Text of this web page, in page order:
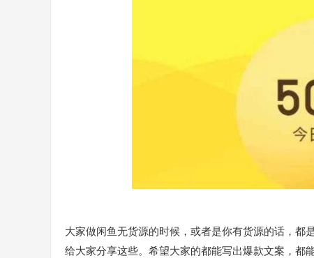
大家做闲鱼无货源的时候，或者是你有货源的话，都
给大家分享这些。希望大家的都能写出爆款文案，都